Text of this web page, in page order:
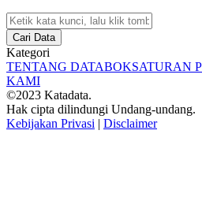
Cari Data
Kategori
TENTANG DATABOKSATURAN
KAMI
©2023 Katadata.
Hak cipta dilindungi Undang-undang.
Kebijakan Privasi | Disclaimer